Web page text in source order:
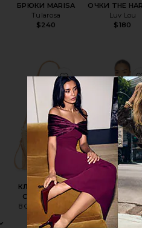
БРЮКИ MARISA
Tularosa
$240
ОЧКИ THE
Luv Lou
$180
избранноеПЛАТЬЕ ALICE
КЛАТЧ WOVEN
CLUTCH BAG
8 Other Reasons
$74
ТОП-РЕЗИНКА
PEOPLE DOILY
Free
$148